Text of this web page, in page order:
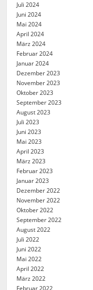
Juli 2024
Juni 2024
Mai 2024
April 2024
März 2024
Februar 2024
Januar 2024
Dezember 2023
November 2023
Oktober 2023
September 2023
August 2023
Juli 2023
Juni 2023
Mai 2023
April 2023
März 2023
Februar 2023
Januar 2023
Dezember 2022
November 2022
Oktober 2022
September 2022
August 2022
Juli 2022
Juni 2022
Mai 2022
April 2022
März 2022
Februar 2022